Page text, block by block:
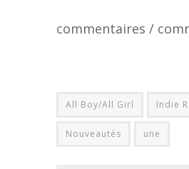
commentaires /
All Boy/All Girl Indie
Nouveautés une